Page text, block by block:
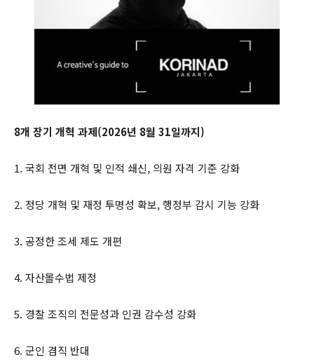
8개 장기 개혁 과제(2026년 8월 31일까지)
1. 국회 전면 개혁 및 인적 쇄신, 의원 자격 기준 강화
2. 정당 개혁 및 재정 투명성 확보, 행정부 감시 기능 강화
3. 공정한 조세 제도 개편
4. 자산몰수법 제정
5. 경찰 조직의 전문성과 인권 감수성 강화
6. 군인 겸직 반대